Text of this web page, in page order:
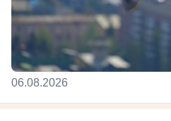
06.08.2026